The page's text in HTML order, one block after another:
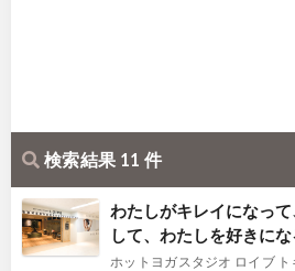
検索結果 11 件
わたしがキレイになっ
して、わたしを好きにな
ホットヨガスタジオ ロイブ